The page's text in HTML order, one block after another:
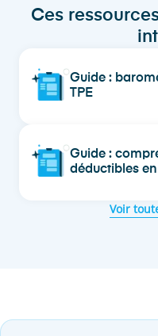
Ces
Guide :
TPE
Guide :
déductibles
Voir